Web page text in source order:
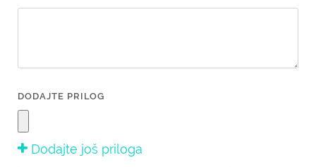
DODAJTE PRILOG
Dodajte još priloga